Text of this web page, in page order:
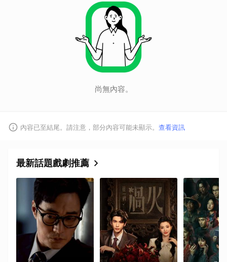
尚無內容。
內容已至結尾。請注意，部分內容可能未顯示。 查看資訊
最新話題戲劇推薦